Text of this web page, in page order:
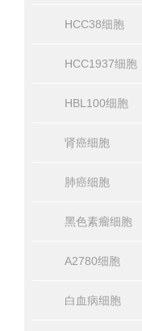
HCC38细胞
HCC1937细胞
HBL100细胞
肾癌细胞
肺癌细胞
黑色素瘤细胞
A2780细胞
白血病细胞